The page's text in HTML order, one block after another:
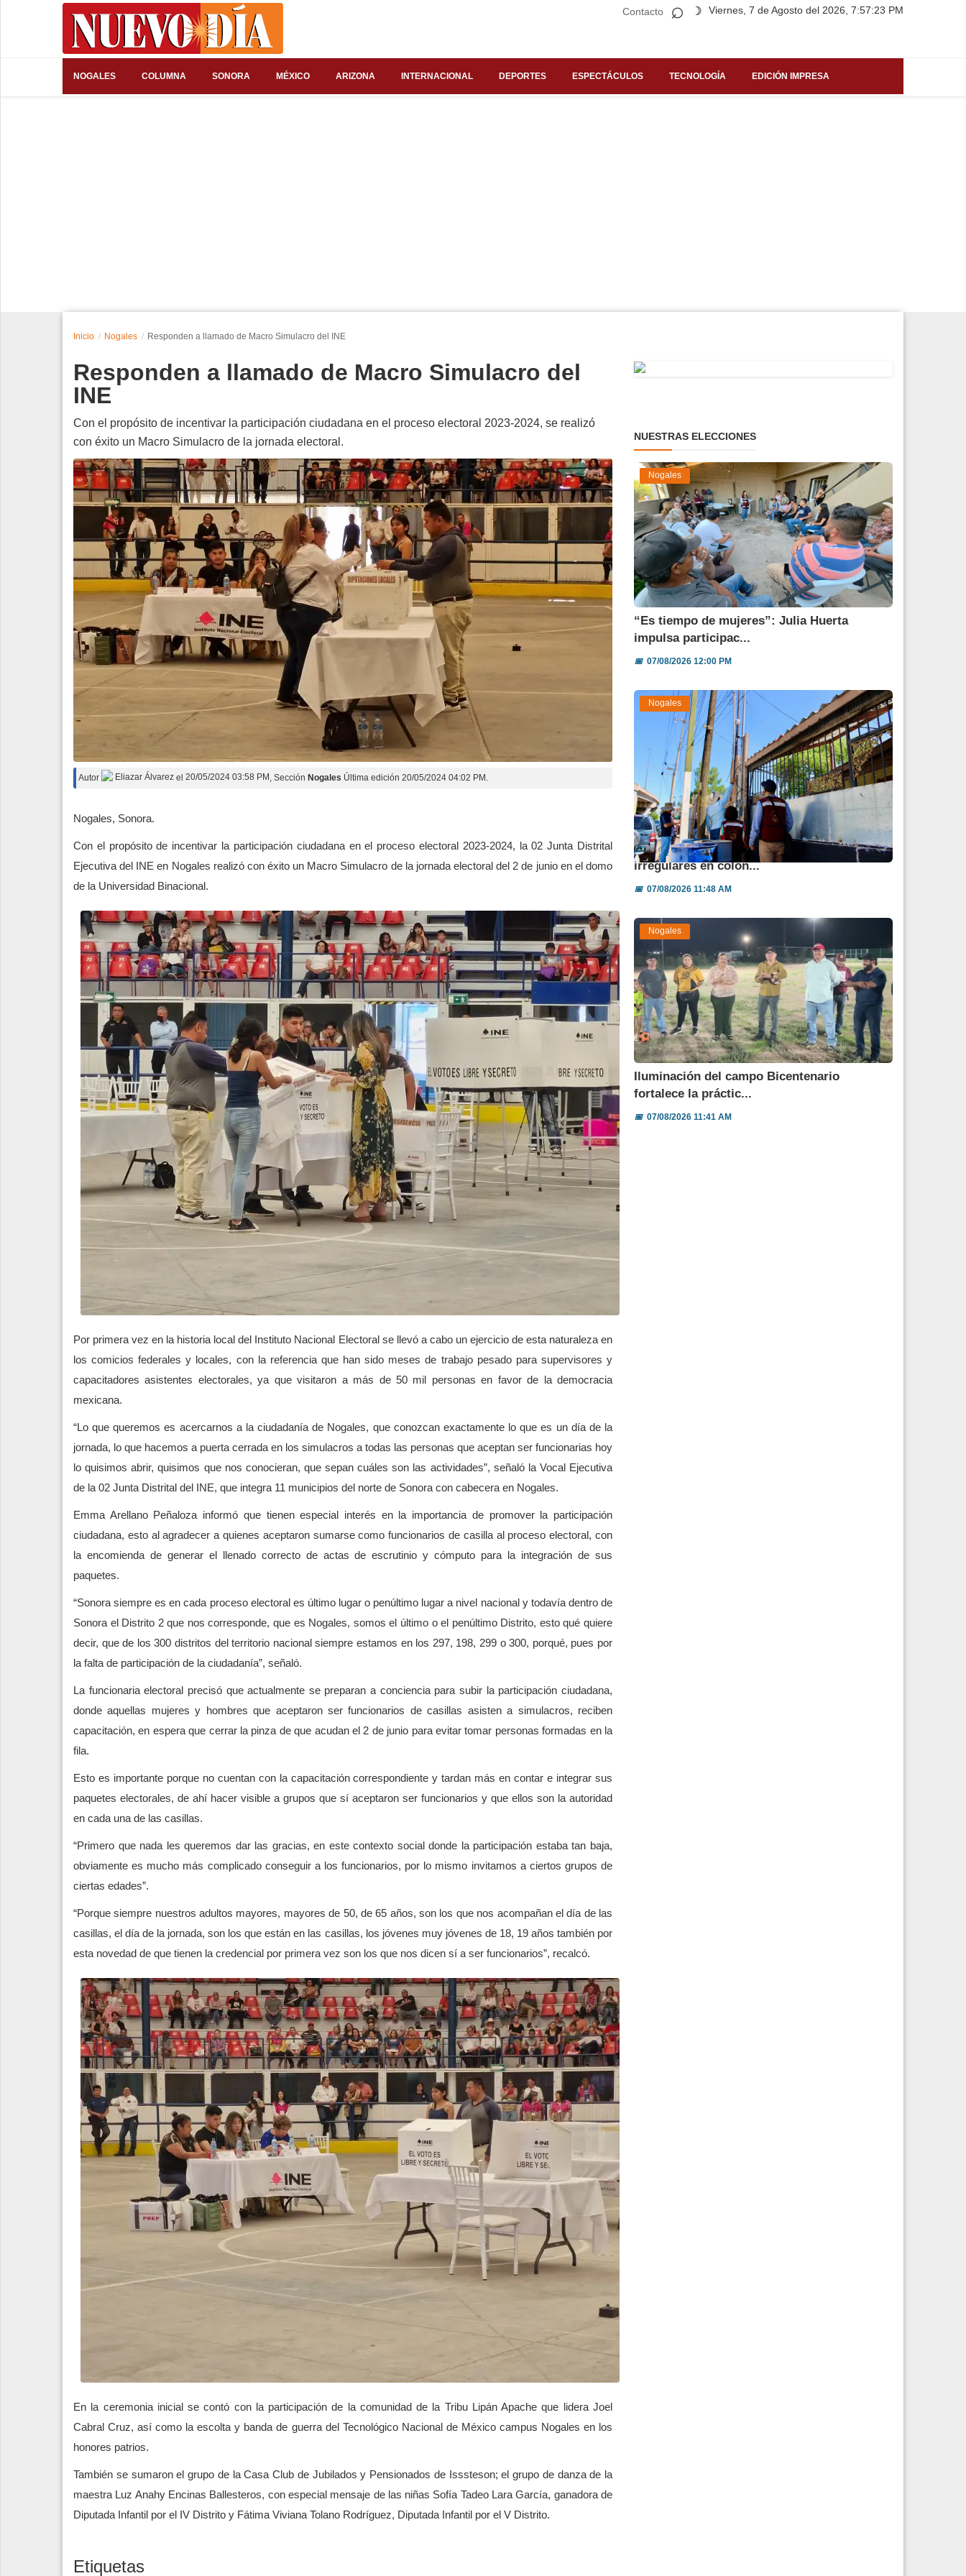
Contacto Viernes, 7 de Agosto del 2026, 7:57:23 PM
⌕ ☽
NOGALES COLUMNA SONORA MÉXICO ARIZONA INTERNACIONAL DEPORTES ESPECTÁCULOS TECNOLOGÍA EDICIÓN IMPRESA
Edición Impresa
Inicio Nogales Responden a llamado de Macro Simulacro del INE
Responden a llamado de Macro Simulacro del
INE
Con el propósito de incentivar la participación ciudadana en el proceso electoral 2023-2024, se realizó
con éxito un Macro Simulacro de la jornada electoral.
Autor Eliazar Álvarez el 20/05/2024 03:58 PM , Sección Nogales Última edición 20/05/2024 04:02 PM.
Nogales, Sonora.
Con el propósito de incentivar la participación ciudadana en el proceso electoral 2023-2024, la 02 Junta Distrital
Ejecutiva del INE en Nogales realizó con éxito un Macro Simulacro de la jornada electoral del 2 de junio en el domo
de la Universidad Binacional.
Por primera vez en la historia local del Instituto Nacional Electoral se llevó a cabo un ejercicio de esta naturaleza en
los comicios federales y locales, con la referencia que han sido meses de trabajo pesado para supervisores y
capacitadores asistentes electorales, ya que visitaron a más de 50 mil personas en favor de la democracia
mexicana.
“Lo que queremos es acercarnos a la ciudadanía de Nogales, que conozcan exactamente lo que es un día de la
jornada, lo que hacemos a puerta cerrada en los simulacros a todas las personas que aceptan ser funcionarias hoy
lo quisimos abrir, quisimos que nos conocieran, que sepan cuáles son las actividades”, señaló la Vocal Ejecutiva
de la 02 Junta Distrital del INE, que integra 11 municipios del norte de Sonora con cabecera en Nogales.
Emma Arellano Peñaloza informó que tienen especial interés en la importancia de promover la participación
ciudadana, esto al agradecer a quienes aceptaron sumarse como funcionarios de casilla al proceso electoral, con
la encomienda de generar el llenado correcto de actas de escrutinio y cómputo para la integración de sus
paquetes.
“Sonora siempre es en cada proceso electoral es último lugar o penúltimo lugar a nivel nacional y todavía dentro de
Sonora el Distrito 2 que nos corresponde, que es Nogales, somos el último o el penúltimo Distrito, esto qué quiere
decir, que de los 300 distritos del territorio nacional siempre estamos en los 297, 198, 299 o 300, porqué, pues por
la falta de participación de la ciudadanía”, señaló.
La funcionaria electoral precisó que actualmente se preparan a conciencia para subir la participación ciudadana,
donde aquellas mujeres y hombres que aceptaron ser funcionarios de casillas asisten a simulacros, reciben
capacitación, en espera que cerrar la pinza de que acudan el 2 de junio para evitar tomar personas formadas en la
fila.
Esto es importante porque no cuentan con la capacitación correspondiente y tardan más en contar e integrar sus
paquetes electorales, de ahí hacer visible a grupos que sí aceptaron ser funcionarios y que ellos son la autoridad
en cada una de las casillas.
“Primero que nada les queremos dar las gracias, en este contexto social donde la participación estaba tan baja,
obviamente es mucho más complicado conseguir a los funcionarios, por lo mismo invitamos a ciertos grupos de
ciertas edades”.
“Porque siempre nuestros adultos mayores, mayores de 50, de 65 años, son los que nos acompañan el día de las
casillas, el día de la jornada, son los que están en las casillas, los jóvenes muy jóvenes de 18, 19 años también por
esta novedad de que tienen la credencial por primera vez son los que nos dicen sí a ser funcionarios”, recalcó.
En la ceremonia inicial se contó con la participación de la comunidad de la Tribu Lipán Apache que lidera Joel
Cabral Cruz, así como la escolta y banda de guerra del Tecnológico Nacional de México campus Nogales en los
honores patrios.
También se sumaron el grupo de la Casa Club de Jubilados y Pensionados de Isssteson; el grupo de danza de la
maestra Luz Anahy Encinas Ballesteros, con especial mensaje de las niñas Sofía Tadeo Lara García, ganadora de
Diputada Infantil por el IV Distrito y Fátima Viviana Tolano Rodríguez, Diputada Infantil por el V Distrito.
Etiquetas
NUESTRAS ELECCIONES
Nogales
“Es tiempo de mujeres”: Julia Huerta
impulsa participac...
📅07/08/2026 12:00 PM
Nogales
Avanza regularización de 900 lotes
irregulares en colon...
📅07/08/2026 11:48 AM
Nogales
Iluminación del campo Bicentenario
fortalece la práctic...
📅07/08/2026 11:41 AM